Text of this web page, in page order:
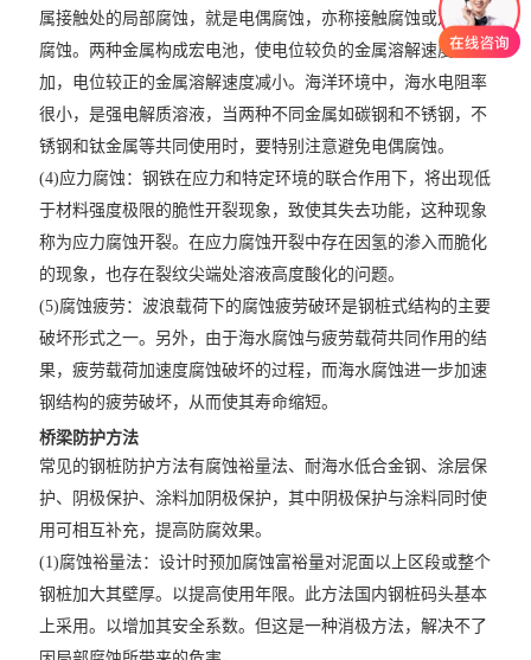
属接触处的局部腐蚀，就是电偶腐蚀，亦称接触腐蚀或双金属
腐蚀。两种金属构成宏电池，使电位较负的金属溶解速度增
加，电位较正的金属溶解速度减小。海洋环境中，海水电阻率
很小，是强电解质溶液，当两种不同金属如碳钢和不锈钢，不
锈钢和钛金属等共同使用时，要特别注意避免电偶腐蚀。
(4)应力腐蚀：钢铁在应力和特定环境的联合作用下，将出现低
于材料强度极限的脆性开裂现象，致使其失去功能，这种现象
称为应力腐蚀开裂。在应力腐蚀开裂中存在因氢的渗入而脆化
的现象，也存在裂纹尖端处溶液高度酸化的问题。
(5)腐蚀疲劳：波浪载荷下的腐蚀疲劳破环是钢桩式结构的主要
破坏形式之一。另外，由于海水腐蚀与疲劳载荷共同作用的结
果，疲劳载荷加速度腐蚀破坏的过程，而海水腐蚀进一步加速
钢结构的疲劳破坏，从而使其寿命缩短。
桥梁防护方法
常见的钢桩防护方法有腐蚀裕量法、耐海水低合金钢、涂层保
护、阴极保护、涂料加阴极保护，其中阴极保护与涂料同时使
用可相互补充，提高防腐效果。
(1)腐蚀裕量法：设计时预加腐蚀富裕量对泥面以上区段或整个
钢桩加大其壁厚。以提高使用年限。此方法国内钢桩码头基本
上采用。以增加其安全系数。但这是一种消极方法，解决不了